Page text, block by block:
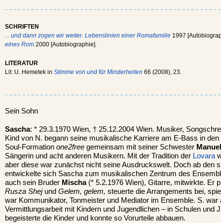
SCHRIFTEN
... und dann zogen wir weiter. Lebenslinien einer Romafamilie 1997
eines Rom 2000 [Autobiographie].
LITERATUR
Lit: U. Hemetek in Stimme von und für Minderheiten 66 (2008), 23.
Sein Sohn
Sascha: * 29.3.1970 Wien, † 25.12.2004 Wien. Musiker,
Kind von N. begann seine musikalische Karriere am E-Bass in
Soul-Formation one2free gemeinsam mit seiner Schwester
Sängerin und acht anderen Musikern. Mit der Tradition der Lovara
aber diese war zunächst nicht seine Ausdruckswelt. Doch ab den
entwickelte sich Sascha zum musikalischen Zentrum des
auch sein Bruder Mischa(* 5.2.1976 Wien), Gitarre, mitwirkte. Er
Rusza Shejund Gelem, gelem, steuerte die Arrangements bei,
war Kommunikator, Tonmeister und Mediator im Ensemble. S. war
Vermittlungsarbeit mit Kindern und Jugendlichen – in Schulen und
begeisterte die Kinder und konnte so Vorurteile abbauen.